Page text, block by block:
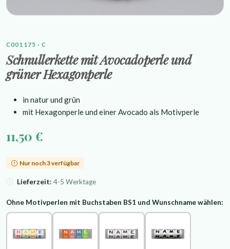
C001175 · C
Schnullerkette mit Avocadoperle und
grüner Hexagonperle
in natur und grün
mit Hexagonperle und einer Avocado als Motivperle
11,50 €
Nur noch 3 verfügbar
Lieferzeit: 4-5 Werktage
Ohne Motivperlen mit Buchstaben BS1 und Wunschname wählen: